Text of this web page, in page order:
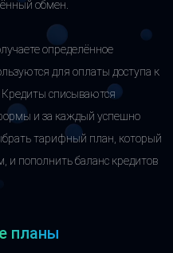
обмен.
определённое
для оплаты доступа к
списываются
и за каждый успешно
тарифный план, который
и пополнить баланс кредитов
планы